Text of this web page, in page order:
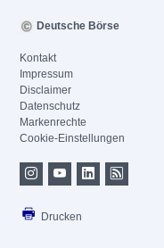
Deutsche Börse
Kontakt
Impressum
Disclaimer
Datenschutz
Markenrechte
Cookie-Einstellungen
Drucken